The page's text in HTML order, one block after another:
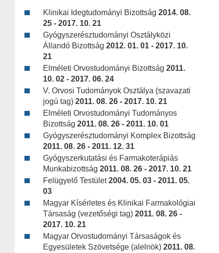
Klinikai Idegtudományi Bizottság 2014. 08.
25 - 2017. 10. 21
Gyógyszerésztudományi Osztályközi
Állandó Bizottság 2012. 01. 01 - 2017. 10.
21
Elméleti Orvostudományi Bizottság 2011.
10. 02 - 2017. 06. 24
V. Orvosi Tudományok Osztálya (szavazati
jogú tag) 2011. 08. 26 - 2017. 10. 21
Elméleti Orvostudományi Tudományos
Bizottság 2011. 08. 26 - 2011. 10. 01
Gyógyszerésztudományi Komplex Bizottság
2011. 08. 26 - 2011. 12. 31
Gyógyszerkutatási és Farmakoterápiás
Munkabizottság 2011. 08. 26 - 2017. 10. 21
Felügyelő Testület2004. 05. 03 - 2011. 05.
03
Magyar Kísérletes és Klinikai Farmakológiai
Társaság (vezetőségi tag) 2011. 08. 26 -
2017. 10. 21
Magyar Orvostudományi Társaságok és
Egyesületek Szövetsége (alelnök) 2011. 08.